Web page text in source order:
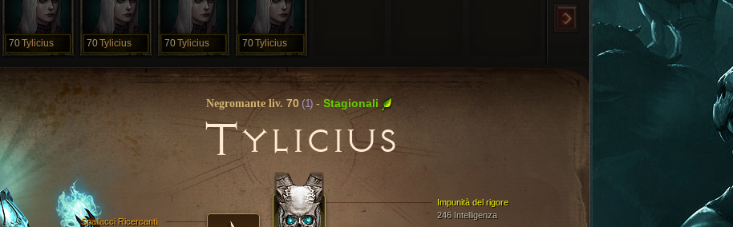
70Tylicius 70Tylicius 70Tylicius 70Tylicius
Negromante liv.70 (1) - Stagionali
TYLICIUS
Impunità del rigore
246 Intelligenza
Spallacci Ricercanti